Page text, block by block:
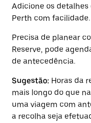
Adicione os detalhes
Perth com facilidade.
Precisa de planear
Reserve, pode
de antecedência.
Sugestão: Horas da
mais longo do que
uma viagem com
a recolha seja